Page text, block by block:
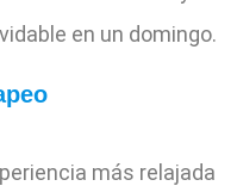
en un domingo.
más relajada